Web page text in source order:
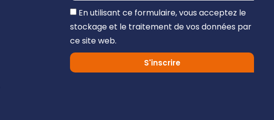
En utilisant ce formulaire, vous acceptez le
stockage et le traitement de vos données par
ce site web.
S'inscrire